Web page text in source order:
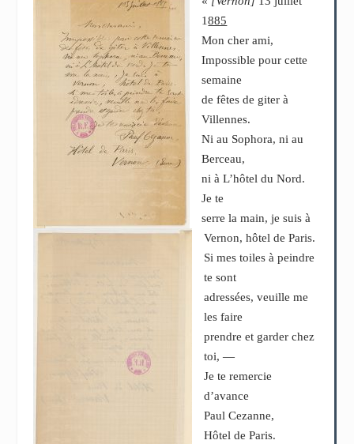
1885
Mon cher ami,
Impossible pour cette
semaine
de fêtes de giter à
Villennes.
Ni au Sophora, ni au
Berceau,
ni à L’hôtel du Nord.
Je te
serre la main, je suis à
Vernon, hôtel de Paris.
Si mes toiles à peindre
te sont
adressées, veuille me
les faire
prendre et garder chez
toi, —
Je te remercie
d’avance
Paul Cezanne,
Hôtel de Paris.